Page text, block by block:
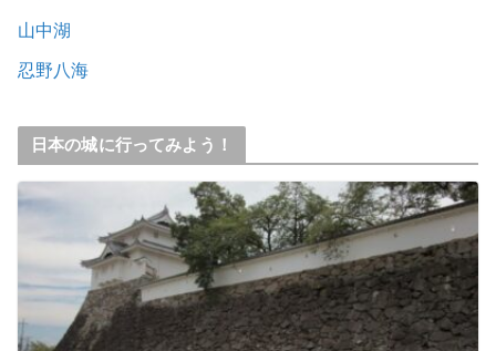
山中湖
忍野八海
日本の城に行ってみよう！